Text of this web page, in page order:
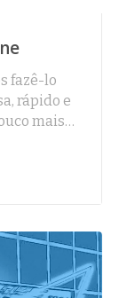
fazê-lo
rápido e
mais…